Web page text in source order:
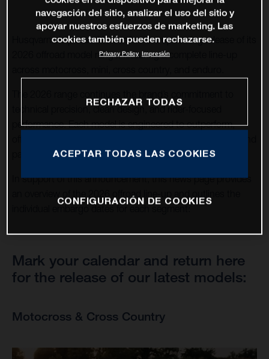
Husqvarna is pleased to confirm the upcoming release of its
2026 offroad model range, featuring a complete line-up
technical precision, clean design, and rider-focused
performance. Each model is engineered to outperform,
partners around the world.
In support of this announcement, this news page provides
an overview of the 2026 offroad line-up and outlines the
Mark your calendar and return here
for the release of our latest models:
Motocross & Cross Country
navegación del sitio, analizar el uso del sitio y
apoyar nuestros esfuerzos de marketing. Las
cookies también pueden rechazarse.
Privacy Policy Impresión
RECHAZAR TODAS
ACEPTAR TODAS LAS COOKIES
CONFIGURACIÓN DE COOKIES